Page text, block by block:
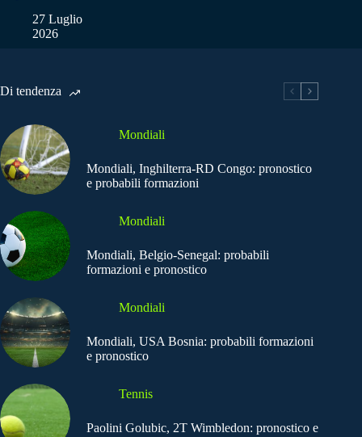
27 Luglio
2026
Di tendenza
Mondiali
Mondiali, Inghilterra-RD Congo: pronostico
e probabili formazioni
Mondiali
Mondiali, Belgio-Senegal: probabili
formazioni e pronostico
Mondiali
Mondiali, USA Bosnia: probabili formazioni
e pronostico
Tennis
Paolini Golubic, 2T Wimbledon: pronostico e